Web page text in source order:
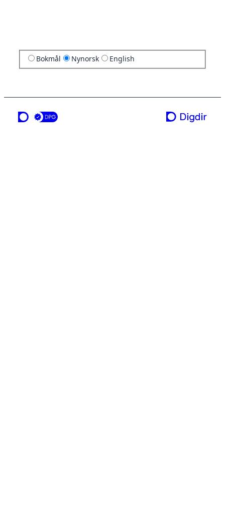
Bokmål Nynorsk English